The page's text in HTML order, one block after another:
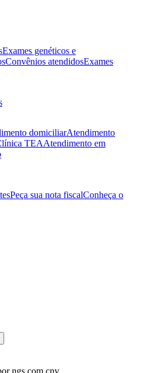
Exames genéticos e
Convênios atendidosExames
domiciliarAtendimento
TEAAtendimento em
Peça sua nota fiscalConheça o
ngs com cnv